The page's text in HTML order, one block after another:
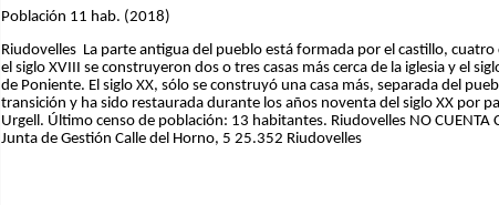
Población 11 hab. (2018)
Riudovelles La parte antigua del pueblo está formada por el castillo, cuatro
el siglo XVIII se construyeron dos o tres casas más cerca de la iglesia y el
de Poniente. El siglo XX, sólo se construyó una casa más, separada del
transición y ha sido restaurada durante los años noventa del siglo XX por
Urgell. Último censo de población: 13 habitantes. Riudovelles NO CUENTA
Junta de Gestión Calle del Horno, 5 25.352 Riudovelles